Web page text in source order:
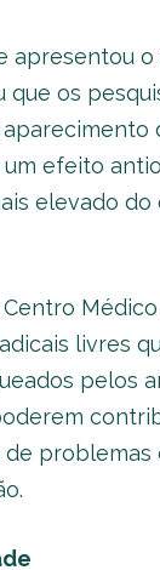
apresentou
que os
efeito
elevado do
livres
pelos
problemas